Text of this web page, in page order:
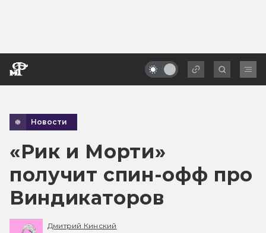
Новости
«Рик и Морти»
получит спин-офф про
Виндикаторов
Дмитрий Кинский